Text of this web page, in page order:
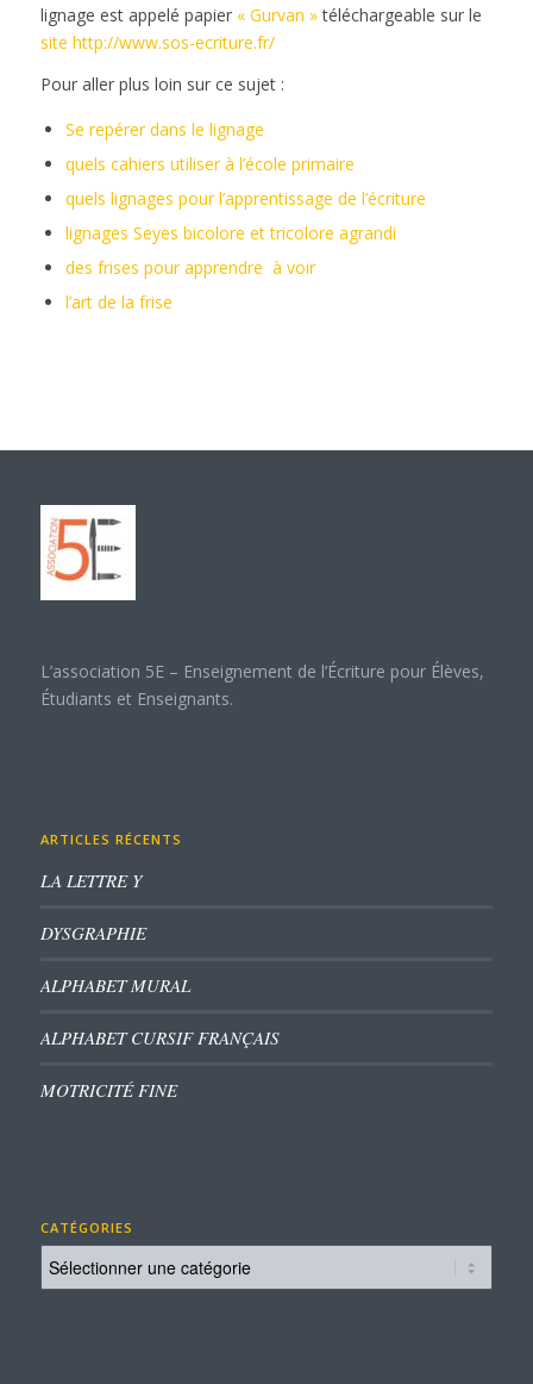
lignage est appelé papier « Gurvan »téléchargeable sur le
site http://www.sos-ecriture.fr/
Pour aller plus loin sur ce sujet :
Se repérer dans le lignage
quels cahiers utiliser à l’école primaire
quels lignages pour l’apprentissage de l’écriture
lignages Seyes bicolore et tricolore agrandi
des frises pour apprendre à voir
l’art de la frise
L’association 5E – Enseignement de l’Écriture pour Élèves,
Étudiants et Enseignants.
ARTICLES RÉCENTS
LA LETTRE Y
DYSGRAPHIE
ALPHABET MURAL
ALPHABET CURSIF FRANÇAIS
MOTRICITÉ FINE
CATÉGORIES
Catégories